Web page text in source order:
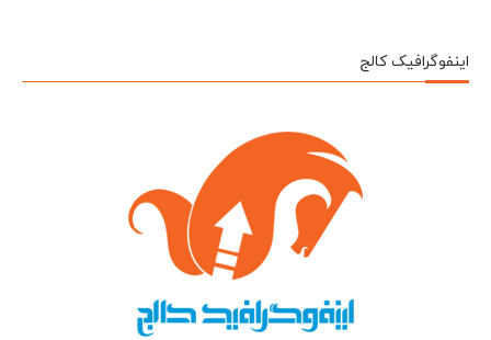
اینفوگرافیک کالج